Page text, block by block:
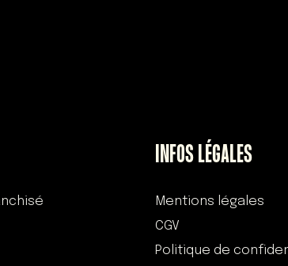
INFOS LÉGALES
Mentions légales
CGV
Politique de